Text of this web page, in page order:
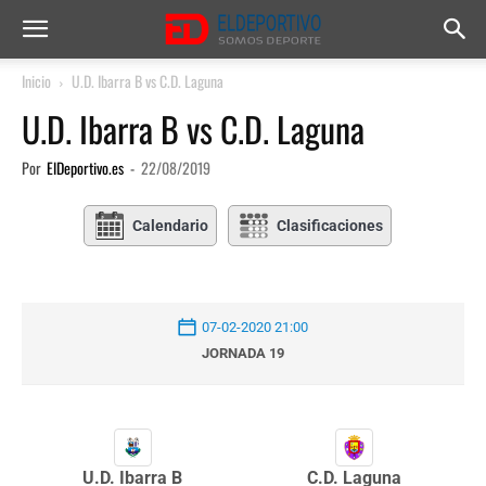
Inicio U.D. Ibarra B vs C.D. Laguna
U.D. Ibarra B vs C.D. Laguna
Por ElDeportivo.es - 22/08/2019
Calendario Clasificaciones
07-02-2020 21:00
JORNADA 19
U.D. Ibarra B C.D. Laguna